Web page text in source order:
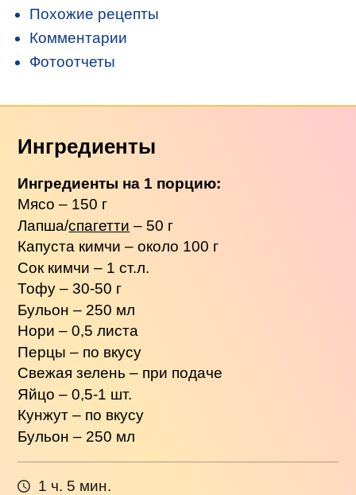
Похожие рецепты
Комментарии
Фотоотчеты
Ингредиенты
Ингредиенты на 1 порцию:
Мясо – 150 г
Лапша/спагетти – 50 г
Капуста кимчи – около 100 г
Сок кимчи – 1 ст.л.
Тофу – 30-50 г
Бульон – 250 мл
Нори – 0,5 листа
Перцы – по вкусу
Свежая зелень – при подаче
Яйцо – 0,5-1 шт.
Кунжут – по вкусу
Бульон – 250 мл
1 ч. 5 мин.